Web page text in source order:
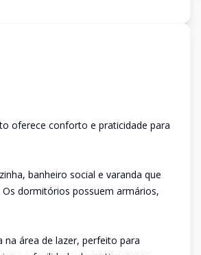
oferece conforto e praticidade para
banheiro social e varanda que
dormitórios possuem armários,
área de lazer, perfeito para